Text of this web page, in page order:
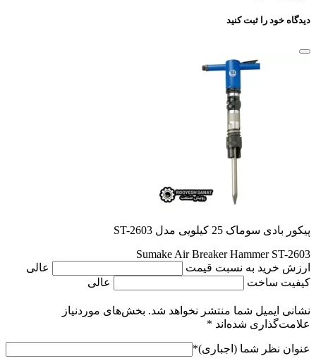
دیدگاه خود را ثبت کنید
پیکور بادی سوماک 25 کیلویی مدل ST-2603
Sumake Air Breaker Hammer ST-2603
ارزش خرید به نسبت قیمت
عالی
کیفیت ساخت
عالی
نشانی ایمیل شما منتشر نخواهد شد. بخش‌های موردنیاز
علامت‌گذاری شده‌اند *
عنوان نظر شما (اجباری)*